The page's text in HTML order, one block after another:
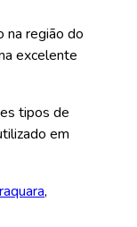
na região do
excelente
tipos de
em
,